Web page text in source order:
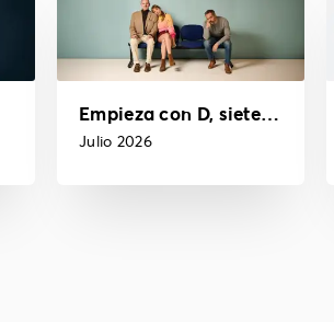
Empieza con D, siete letras
Julio 2026